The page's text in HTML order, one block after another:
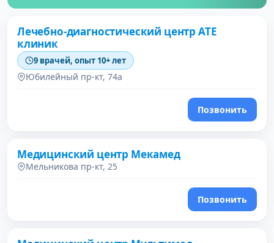
Лечебно-диагностический центр АТЕ
клиник
9 врачей, опыт 10+ лет
Юбилейный пр-кт, 74а
Позвонить
Медицинский центр Мекамед
Мельникова пр-кт, 25
Позвонить